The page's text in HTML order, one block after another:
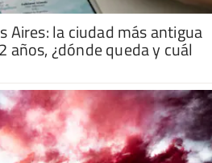
Aires: la ciudad más antigua
años, ¿dónde queda y cuál